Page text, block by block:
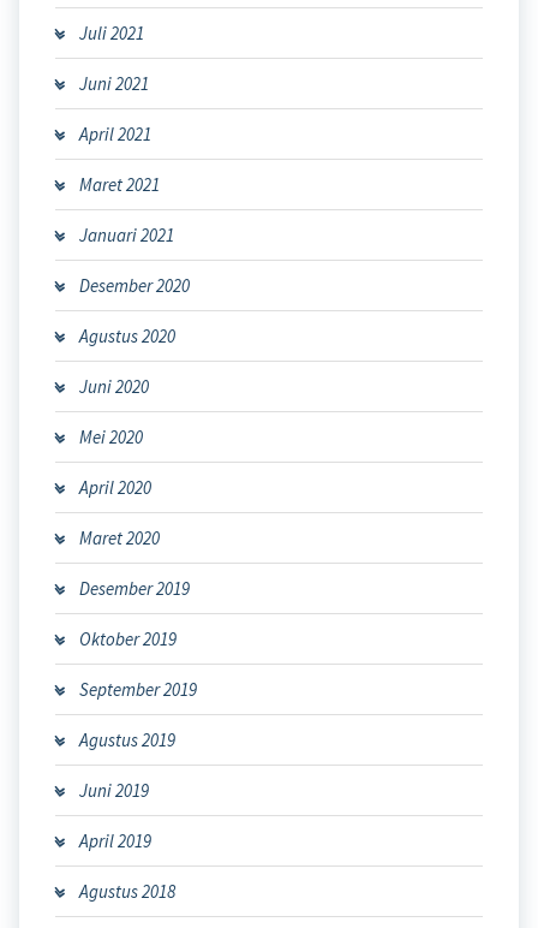
Juli 2021
Juni 2021
April 2021
Maret 2021
Januari 2021
Desember 2020
Agustus 2020
Juni 2020
Mei 2020
April 2020
Maret 2020
Desember 2019
Oktober 2019
September 2019
Agustus 2019
Juni 2019
April 2019
Agustus 2018